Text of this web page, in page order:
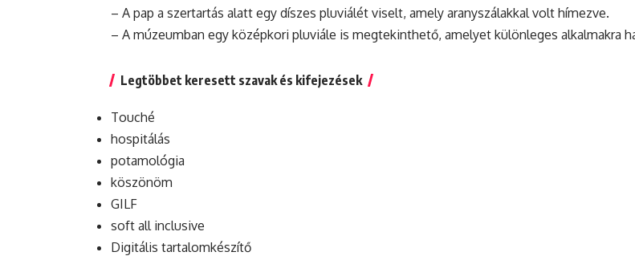
– A pap a szertartás alatt egy díszes pluviálét viselt, amely aranyszálakkal volt hímezve.
– A múzeumban egy középkori pluviále is megtekinthető, amelyet különleges alkalmakra
Legtöbbet keresett szavak és kifejezések
Touché
hospitálás
potamológia
köszönöm
GILF
soft all inclusive
Digitális tartalomkészítő